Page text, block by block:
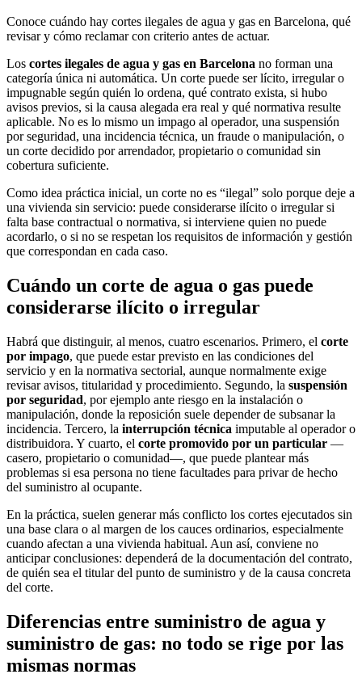
Conoce cuándo hay cortes ilegales de agua y gas en Barcelona, qué
revisar y cómo reclamar con criterio antes de actuar.
Los cortes ilegales de agua y gas en Barcelona no forman una
categoría única ni automática. Un corte puede ser lícito, irregular o
impugnable según quién lo ordena, qué contrato exista, si hubo
avisos previos, si la causa alegada era real y qué normativa resulte
aplicable. No es lo mismo un impago al operador, una suspensión
por seguridad, una incidencia técnica, un fraude o manipulación, o
un corte decidido por arrendador, propietario o comunidad sin
cobertura suficiente.
Como idea práctica inicial, un corte no es “ilegal” solo porque deje a
una vivienda sin servicio: puede considerarse ilícito o irregular si
falta base contractual o normativa, si interviene quien no puede
acordarlo, o si no se respetan los requisitos de información y gestión
que correspondan en cada caso.
Cuándo un corte de agua o gas puede
considerarse ilícito o irregular
Habrá que distinguir, al menos, cuatro escenarios. Primero, el corte
por impago, que puede estar previsto en las condiciones del
servicio y en la normativa sectorial, aunque normalmente exige
revisar avisos, titularidad y procedimiento. Segundo, la suspensión
por seguridad, por ejemplo ante riesgo en la instalación o
manipulación, donde la reposición suele depender de subsanar la
incidencia. Tercero, la interrupción técnica imputable al operador o
distribuidora. Y cuarto, el corte promovido por un particular —
casero, propietario o comunidad—, que puede plantear más
problemas si esa persona no tiene facultades para privar de hecho
del suministro al ocupante.
En la práctica, suelen generar más conflicto los cortes ejecutados sin
una base clara o al margen de los cauces ordinarios, especialmente
cuando afectan a una vivienda habitual. Aun así, conviene no
anticipar conclusiones: dependerá de la documentación del contrato,
de quién sea el titular del punto de suministro y de la causa concreta
del corte.
Diferencias entre suministro de agua y
suministro de gas: no todo se rige por las
mismas normas